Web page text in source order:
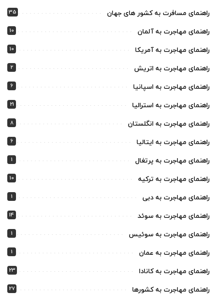
راهنمای مسافرت به کشور های جهان 35
راهنمای مهاجرت به آلمان 10
راهنمای مهاجرت به آمریکا 10
راهنمای مهاجرت به اتریش 2
راهنمای مهاجرت به اسپانیا 6
راهنمای مهاجرت به استرالیا 21
راهنمای مهاجرت به انگلستان 8
راهنمای مهاجرت به ایتالیا 6
راهنمای مهاجرت به پرتغال 1
راهنمای مهاجرت به ترکیه 10
راهنمای مهاجرت به دبی 1
راهنمای مهاجرت به سوئد 14
راهنمای مهاجرت به سوئیس 1
راهنمای مهاجرت به عمان 1
راهنمای مهاجرت به کانادا 23
راهنمای مهاجرت به کشورها 27